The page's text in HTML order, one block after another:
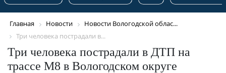
Главная Новости
Новости Вологодской облас...
Три человека пострадали в...
Три человека пострадали в ДТП на
трассе М8 в Вологодском округе